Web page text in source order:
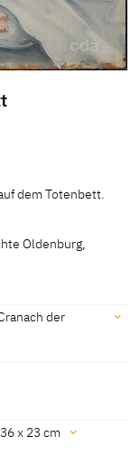
Oldenburg,
dem Totenbett.
Oldenburg,
der
Kunst und
x 23 cm